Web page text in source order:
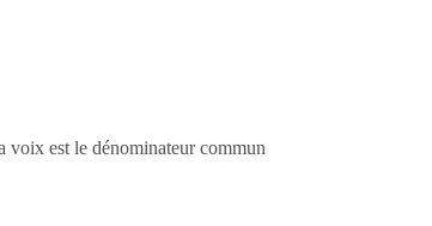
est le dénominateur commun